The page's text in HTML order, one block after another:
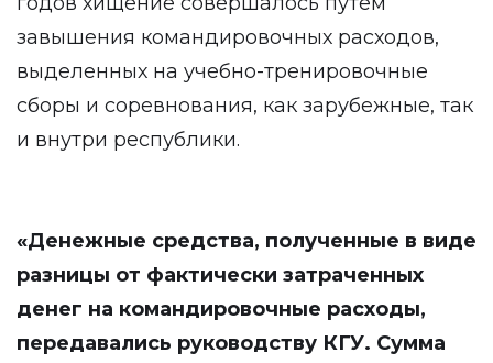
завышения командировочных расходов,
выделенных на учебно-тренировочные
сборы и соревнования, как зарубежные, так
и внутри республики.
«Денежные средства, полученные в виде
разницы от фактически затраченных
денег на командировочные расходы,
передавались руководству КГУ. Сумма